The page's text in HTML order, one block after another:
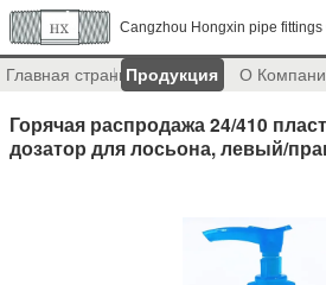
Cangzhou Hongxin pipe fittings
Главная страницаПродукция О
Горячая распродажа 24/410
дозатор для лосьона, левый/